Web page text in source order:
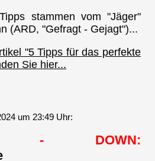
stammen vom "Jäger"
(ARD, "Gefragt - Gejagt")...
"5 Tipps für das perfekte
Sie hier...
um 23:49 Uhr:
- DOWN: